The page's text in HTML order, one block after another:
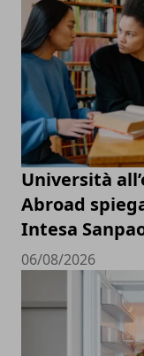
Università
Abroad
Intesa
06/08/2026